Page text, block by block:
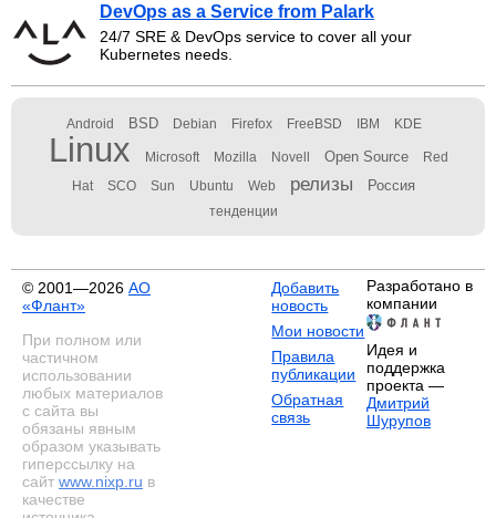
DevOps as a Service from Palark
24/7 SRE & DevOps service to cover all your
Kubernetes needs.
Android BSD Debian Firefox FreeBSD IBM KDE
Linux Microsoft Mozilla Novell Open Source Red
Hat SCO Sun Ubuntu Web релизы Россия
тенденции
© 2001—2026 АО
«Флант»
При полном или
частичном
использовании
любых материалов
с сайта вы
обязаны явным
образом указывать
гиперссылку на
сайт www.nixp.ru в
качестве
Добавить
новость
Мои новости
Правила
публикации
Обратная
связь
Разработано в
компании
Идея и
поддержка
проекта —
Дмитрий
Шурупов